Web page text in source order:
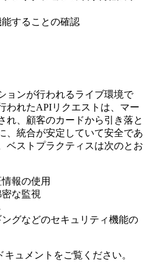
することの確認
ョンが行われるライブ環境で
われたAPIリクエストは、マー
れ、顧客のカードから引き落と
、統合が安定していて安全であ
ベストプラクティスは次のとお
報の使用
な監視
グなどのセキュリティ機能の
ュメントをご覧ください。